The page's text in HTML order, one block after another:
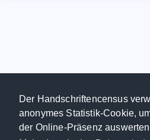
Der Handschriftencensus
anonymes Statistik-Cookie,
der Online-Präsenz